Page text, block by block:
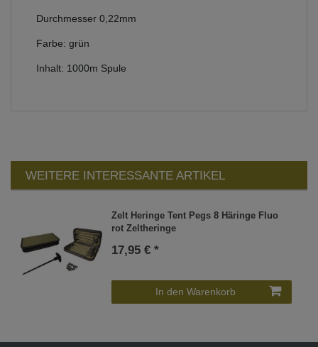
Durchmesser 0,22mm
Farbe: grün
Inhalt: 1000m Spule
WEITERE INTERESSANTE ARTIKEL
Zelt Heringe Tent Pegs 8 Häringe Fluo
rot Zeltheringe
17,95 € *
In den Warenkorb